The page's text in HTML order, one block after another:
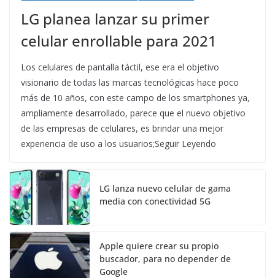
LG planea lanzar su primer
celular enrollable para 2021
Los celulares de pantalla táctil, ese era el objetivo
visionario de todas las marcas tecnológicas hace poco
más de 10 años, con este campo de los smartphones ya,
ampliamente desarrollado, parece que el nuevo objetivo
de las empresas de celulares, es brindar una mejor
experiencia de uso a los usuarios;Seguir Leyendo
LG lanza nuevo celular de gama
media con conectividad 5G
Apple quiere crear su propio
buscador, para no depender de
Google